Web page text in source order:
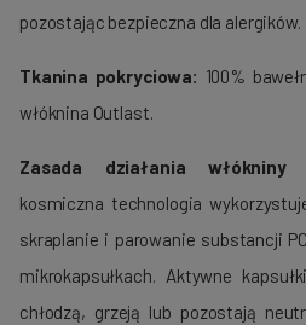
pozostając bezpieczna dla alergików.
Tkanina pokryciowa: 100%
włóknina Outlast.
Zasada działania
kosmiczna technologia
skraplanie i parowanie substancji
mikrokapsułkach. Aktywne
chłodzą, grzeją lub pozostają